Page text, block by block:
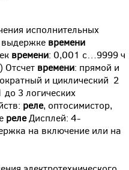
исполнительных
выдержке времени
времени: 0,001 с…9999 ч
Отсчет времени: прямой и
и циклический 2
3 логических
реле, оптосимистор,
релеДисплей: 4-
на включение или на